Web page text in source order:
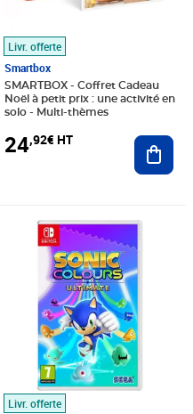
au panier
Livr. offerte
Smartbox
SMARTBOX - Coffret Cadeau
Noël à petit prix : une activité en
solo - Multi-thèmes
24,92€ HT
Livr. offerte
Prix 36,41€ HT